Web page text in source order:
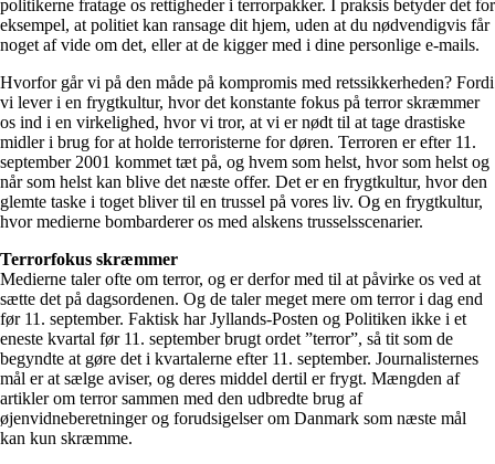
politikerne fratage os rettigheder i terrorpakker. I praksis betyder det for
eksempel, at politiet kan ransage dit hjem, uden at du nødvendigvis får
noget af vide om det, eller at de kigger med i dine personlige e-mails.
Hvorfor går vi på den måde på kompromis med retssikkerheden? Fordi
vi lever i en frygtkultur, hvor det konstante fokus på terror skræmmer
os ind i en virkelighed, hvor vi tror, at vi er nødt til at tage drastiske
midler i brug for at holde terroristerne for døren. Terroren er efter 11.
september 2001 kommet tæt på, og hvem som helst, hvor som helst og
når som helst kan blive det næste offer. Det er en frygtkultur, hvor den
glemte taske i toget bliver til en trussel på vores liv. Og en frygtkultur,
hvor medierne bombarderer os med alskens trusselsscenarier.
Terrorfokus skræmmer
Medierne taler ofte om terror, og er derfor med til at påvirke os ved at
sætte det på dagsordenen. Og de taler meget mere om terror i dag end
før 11. september. Faktisk har Jyllands-Posten og Politiken ikke i et
eneste kvartal før 11. september brugt ordet ”terror”, så tit som de
begyndte at gøre det i kvartalerne efter 11. september. Journalisternes
mål er at sælge aviser, og deres middel dertil er frygt. Mængden af
artikler om terror sammen med den udbredte brug af
øjenvidneberetninger og forudsigelser om Danmark som næste mål
kan kun skræmme.